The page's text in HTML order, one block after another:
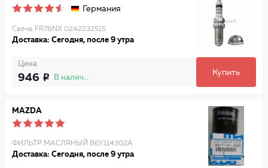
Германия
Свеча FR78NX 0242232515
Доставка: Сегодня, после 9 утра
Цена
946 В наличии
Купить
MAZDA
ФИЛЬТР МАСЛЯНЫЙ B6Y114302A
Доставка: Сегодня, после 9 утра